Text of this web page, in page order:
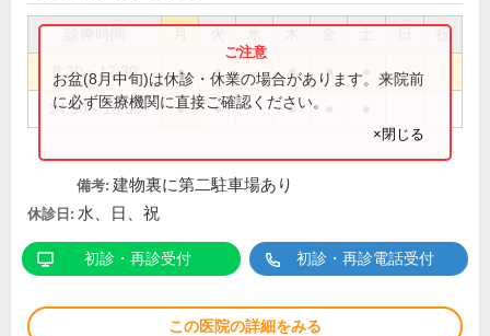
祝
8:30～12:30 ● ● ● ●
14:30～18:00 ● ● ●
お盆(8月中旬)は休診・休業の場合があります。来院前
に必ず医療機関に直接ご確認ください。
×閉じる
備考: 建物裏に第二駐車場あり
休診日: 水、日、祝
初診・再診受付 初診・再診電話受付
この医院の詳細をみる